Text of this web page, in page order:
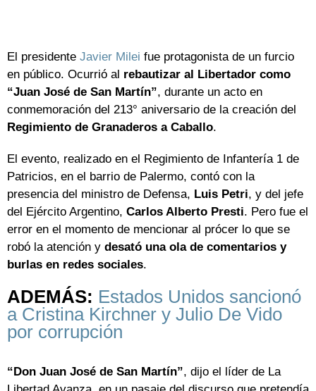
El presidente Javier Milei fue protagonista de un furcio
en público. Ocurrió al rebautizar al Libertador como
“Juan José de San Martín”, durante un acto en
conmemoración del 213° aniversario de la creación del
Regimiento de Granaderos a Caballo.
El evento, realizado en el Regimiento de Infantería 1 de
Patricios, en el barrio de Palermo, contó con la
presencia del ministro de Defensa, Luis Petri, y del jefe
del Ejército Argentino, Carlos Alberto Presti. Pero fue el
error en el momento de mencionar al prócer lo que se
robó la atención y desató una ola de comentarios y
burlas en redes sociales.
ADEMÁS: Estados Unidos sancionó
a Cristina Kirchner y Julio De Vido
por corrupción
“Don Juan José de San Martín”, dijo el líder de La